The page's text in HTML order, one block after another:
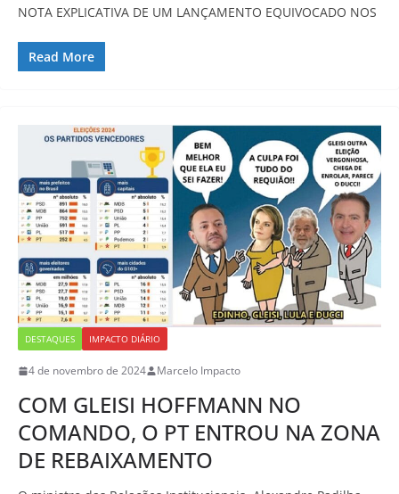
NOTA EXPLICATIVA DE UM LANÇAMENTO EQUIVOCADO NOS
Read More
DESTAQUES IMPACTO DIÁRIO
4 de novembro de 2024 Marcelo Impacto
COM GLEISI HOFFMANN NO
COMANDO, O PT ENTROU NA ZONA
DE REBAIXAMENTO